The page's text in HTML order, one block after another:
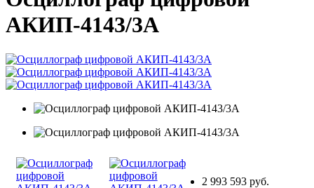
АКИП-4143/3А
2 993 593 руб.